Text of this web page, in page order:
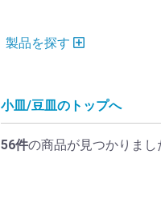
製品を探す
小皿/豆皿のトップへ
56件の商品が見つかりまし